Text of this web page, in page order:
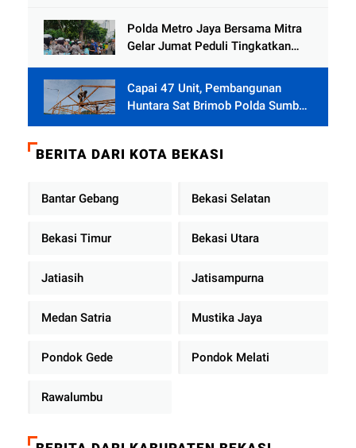
Diperkuat
Polda Metro Jaya Bersama Mitra
Gelar Jumat Peduli Tingkatkan
Capai 47 Unit, Pembangunan
Huntara Sat Brimob Polda Sumbar
Terus Berjalan di Pauh
BERITA DARI KOTA BEKASI
Bantar Gebang Bekasi Selatan
Bekasi Timur Bekasi Utara
Jatiasih Jatisampurna
Medan Satria Mustika Jaya
Pondok Gede Pondok Melati
Rawalumbu